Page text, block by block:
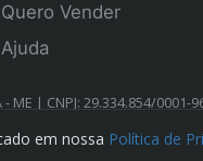
Quero Vender
Ajuda
- ME | CNPJ: 29.334.854/
em nossa Política de